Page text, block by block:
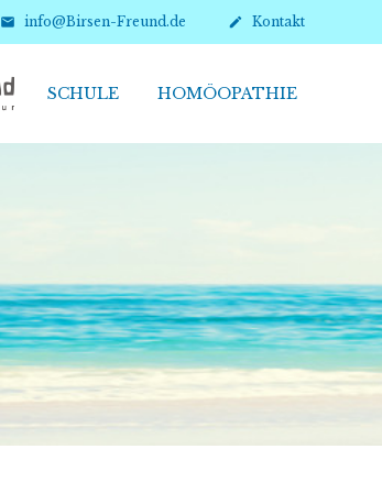
 info@Birsen-Freund.de  Kontakt
Textilmanufaktur2025Top3
SCHULE HOMÖOPATHIE